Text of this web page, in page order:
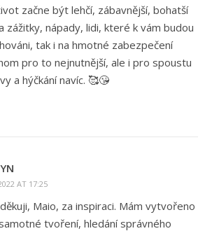
začne být lehčí, zábavnější, bohatší
zážitky, nápady, lidi, které k vám budou
tak i na hmotné zabezpečení
pro to nejnutnější, ale i pro spoustu
a hýčkání navíc. 🥰😘
AT 17:25
Maio, za inspiraci. Mám vytvořeno
tvoření, hledání správného